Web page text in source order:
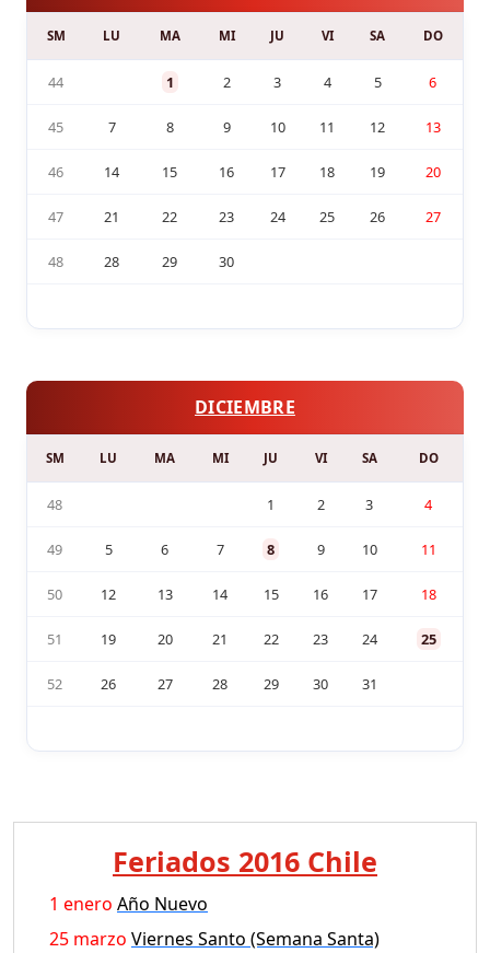
SM LU MA MI JU VI SA DO
44 1 2 3 4 5 6
45 7 8 9 10 11 12 13
46 14 15 16 17 18 19 20
47 21 22 23 24 25 26 27
48 28 29 30
DICIEMBRE
SM LU MA MI JU VI SA DO
48 1 2 3 4
49 5 6 7 8 9 10 11
50 12 13 14 15 16 17 18
51 19 20 21 22 23 24 25
52 26 27 28 29 30 31
Feriados 2016 Chile
1 enero Año Nuevo
25 marzo Viernes Santo (Semana Santa)